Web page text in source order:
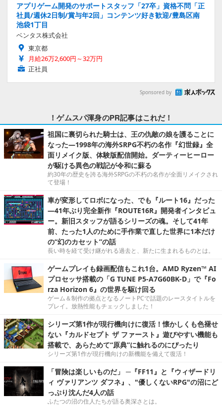
アプリゲーム開発のサポートスタッフ「27卒」資格不問「正
社員/週休2日制/賞与年2回」コンテンツ好き歓迎/豊島区南
池袋1丁目
ベンタス株式会社
東京都
月給26万2,600円～32万円
正社員
Sponsored by
！ゲムスパ渾身のPR記事はこれだ！
祖国に裏切られた騎士は、王の仇敵の娘を護ることに
なった―1998年の海外SRPG不朽の名作『幻世録』全
面リメイク版、体験版配信開始。ダーティーヒーロー
が駆ける異色の戦記が令和に蘇る
約30年の歴史を誇る海外SRPGの不朽の名作が全面リメイクされ
て登場！
車が変形してロボになった、でも『ルート16』だった
―41年ぶり完全新作『ROUTE16R』開発者インタビュ
ー。新旧スタッフが語るシリーズの魂。そして41年
前、たった1人のために手作業で直した世界に1本だけ
の“幻のカセット”の話
長い時を経て受け継がれる過去と、新たに生まれるものとは。
ゲームプレイも録画配信もこれ1台。AMD Ryzen™ AI
プロセッサ搭載の「G TUNE P5-A7G60BK-D」で『Fo
rza Horizon 6』の世界を駆け回る
ゲーム＆制作の拠点となるノートPCで話題のレースタイトルを
プレイ。放熱性能もチェックしました！
シリーズ第1作が現行機向けに復活！懐かしくも色褪せ
ない『カルドセプト ザ ファースト』遊びやすい機能も
搭載で、あらためて“原典”に触れるのにぴったり
シリーズ第1作が現行機向けの新機能を備えて復活！
「冒険は楽しいものだ」 ─『FF11』と『ウィザードリ
ィ ヴァリアンツ ダフネ』、"優しくないRPG"の沼にど
っぷり沈んだ4人の話
ふたつの沼の住人たちが語る奥深さとは。